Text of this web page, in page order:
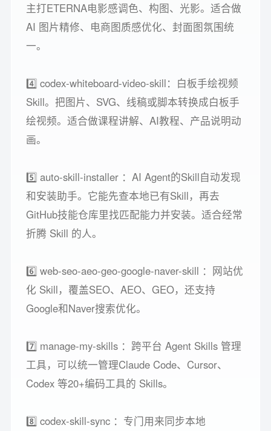
主打ETERNA电影感调色、构图、光影。适合做
AI 图片精修、电商图质感优化、封面图氛围统
一。
4️⃣ codex-whiteboard-video-skill：白板手绘视频
Skill。把图片、SVG、线稿或脚本转换成白板手
绘视频。适合做课程讲解、AI教程、产品说明动
画。
5️⃣ auto-skill-installer ：AI Agent的Skill自动发现
和安装助手。它能先查本地已有Skill，再去
GitHub技能仓库里找匹配能力并安装。适合经常
折腾 Skill 的人。
6️⃣ web-seo-aeo-geo-google-naver-skill ：网站优
化 Skill，覆盖SEO、AEO、GEO，还支持
Google和Naver搜索优化。
7️⃣ manage-my-skills ：跨平台 Agent Skills 管理
工具，可以统一管理Claude Code、Cursor、
Codex 等20+编码工具的 Skills。
8️⃣ codex-skill-sync ：专门用来同步本地